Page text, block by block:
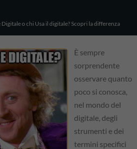
o chi Usa il digitale? Scopri la differenza
È sempre
sorprendente
osservare quanto
poco si conosca,
nel mondo del
digitale, degli
strumenti e dei
termini specifici